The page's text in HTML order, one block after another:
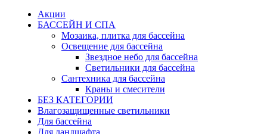
Акции
БАССЕЙН И СПА
Мозаика, плитка для бассейна
Освещение для бассейна
Звездное небо для бассейна
Светильники для бассейна
Сантехника для бассейна
Краны и смесители
БЕЗ КАТЕГОРИИ
Влагозащищенные светильники
Для бассейна